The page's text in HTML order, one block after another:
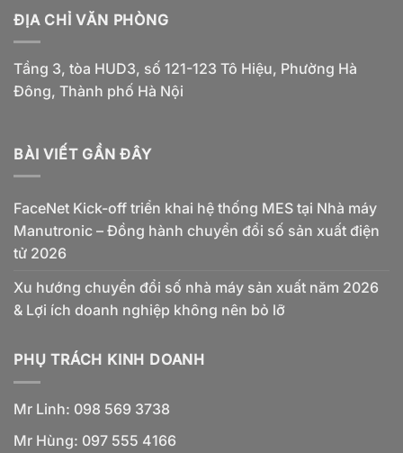
ĐỊA CHỈ VĂN PHÒNG
Tầng 3, tòa HUD3, số 121-123 Tô Hiệu, Phường Hà
Đông, Thành phố Hà Nội
BÀI VIẾT GẦN ĐÂY
FaceNet Kick-off triển khai hệ thống MES tại Nhà máy
Manutronic – Đồng hành chuyển đổi số sản xuất điện
tử 2026
Xu hướng chuyển đổi số nhà máy sản xuất năm 2026
& Lợi ích doanh nghiệp không nên bỏ lỡ
PHỤ TRÁCH KINH DOANH
Mr Linh: 098 569 3738
Mr Hùng: 097 555 4166